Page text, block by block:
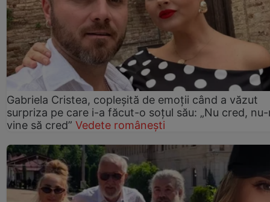
Gabriela Cristea, copleșită de emoții când a văzut
surpriza pe care i-a făcut-o soțul său: „Nu cred,
vine să cred” Vedete românești